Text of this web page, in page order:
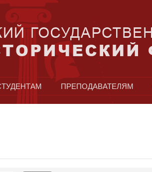
ПРЕПОДАВАТЕЛЯМ